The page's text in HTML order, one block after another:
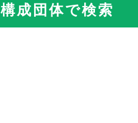
構成団体で検索